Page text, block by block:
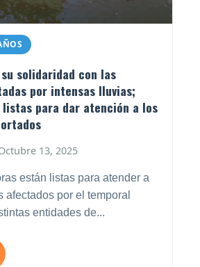
solidaridad con las
por intensas lluvias;
listas para dar atención a los
13, 2025
están listas para atender a
afectados por el temporal
entidades de...